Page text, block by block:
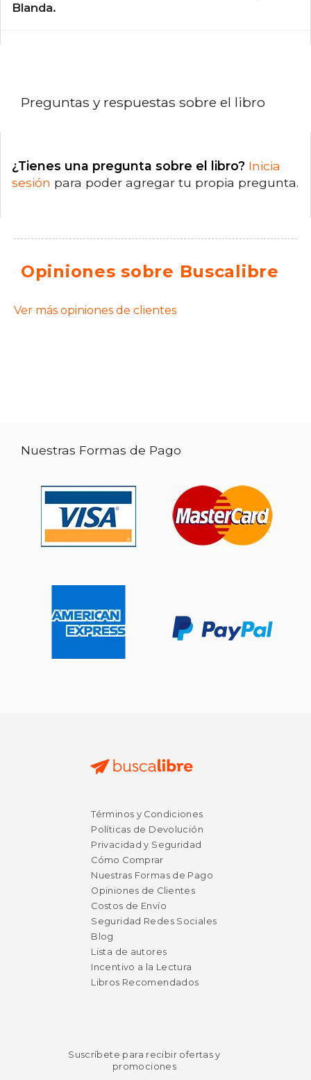
Blanda.
Preguntas y respuestas sobre el libro
¿Tienes una pregunta sobre el libro? Inicia
sesión para poder agregar tu propia pregunta.
Opiniones sobre Buscalibre
Ver más opiniones de clientes
Nuestras Formas de Pago
Términos y Condiciones
Políticas de Devolución
Privacidad y Seguridad
Cómo Comprar
Nuestras Formas de Pago
Opiniones de Clientes
Costos de Envío
Seguridad Redes Sociales
Blog
Lista de autores
Incentivo a la Lectura
Libros Recomendados
Suscríbete para recibir ofertas y
promociones